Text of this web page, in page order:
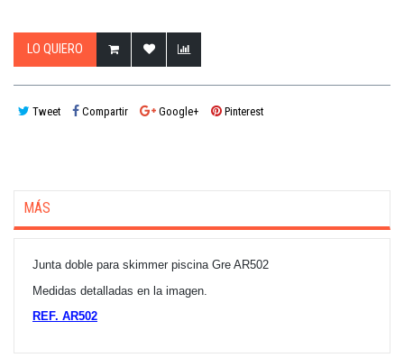
LO QUIERO
Tweet Compartir Google+ Pinterest
MÁS
Junta doble para skimmer piscina Gre AR502
Medidas detalladas en la imagen.
REF. AR502